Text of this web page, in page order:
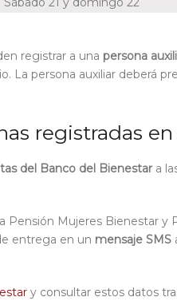
registrar a una persona
La persona auxiliar deberá
registradas
del Banco del Bienestar a
Pensión Mujeres Bienestar y
entrega en un mensaje SMS
y consultar estos datos